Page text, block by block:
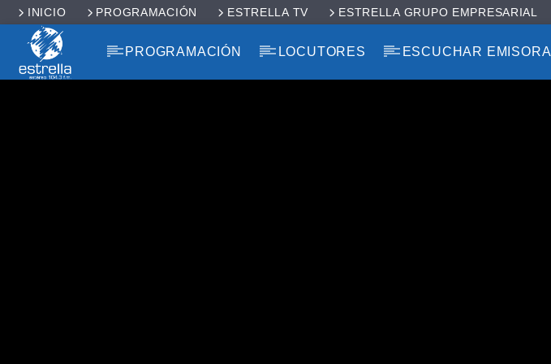
INICIO PROGRAMACIÓN ESTRELLA TV ESTRELLA GRUPO EMPRESARIAL
PROGRAMACIÓN LOCUTORES ESCUCHAR EMISORA